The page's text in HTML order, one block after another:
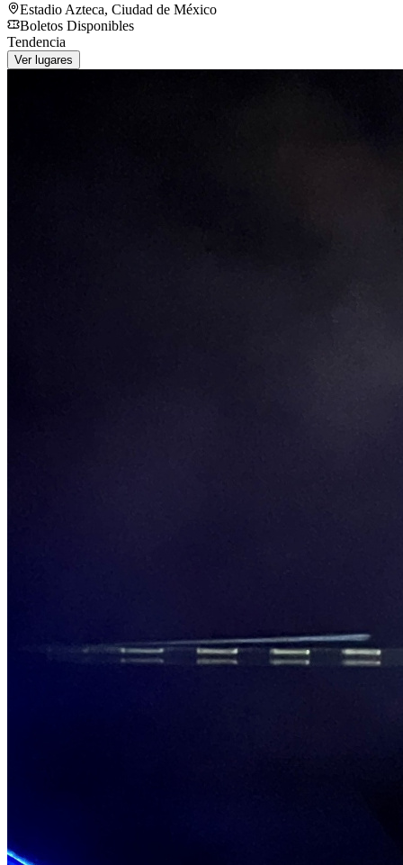
Estadio Azteca, Ciudad de México
Boletos Disponibles
Tendencia
Ver lugares